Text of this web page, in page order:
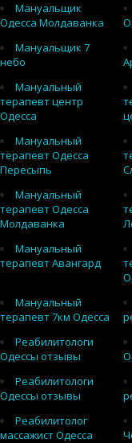
Мануальщик
Одесса Молдаванка
Мануальщик 7
небо
Мануальный
терапевт центр
Одесса
Мануальный
терапевт Одесса
Пересыпь
Мануальный
терапевт Одесса
Молдаванка
Мануальный
терапевт Авангард
Мануальный
терапевт 7км Одесса
Реабилитологи
Одессы отзывы
Реабилитологи
Одессы отзывы
Реабилитолог
массажист Одесса